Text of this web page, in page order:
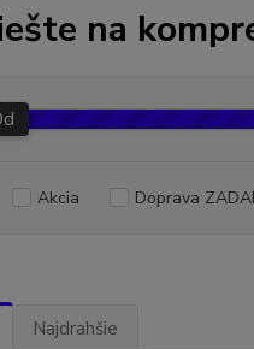
na
Akcia Doprava
Najdrahšie